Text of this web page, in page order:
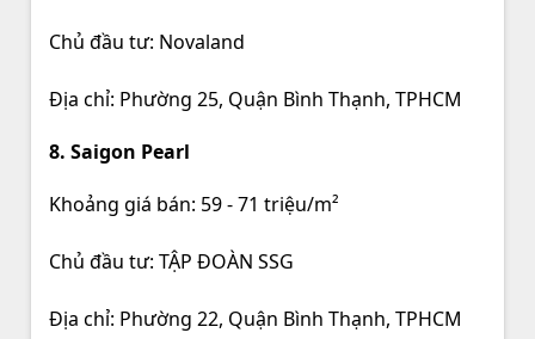
Chủ đầu tư: Novaland
Địa chỉ: Phường 25, Quận Bình Thạnh, TPHCM
8. Saigon Pearl
Khoảng giá bán: 59 - 71 triệu/m²
Chủ đầu tư: TẬP ĐOÀN SSG
Địa chỉ: Phường 22, Quận Bình Thạnh, TPHCM